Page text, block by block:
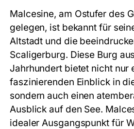
Malcesine, am Ostufer des
gelegen, ist bekannt für
Altstadt und die
Scaligerburg. Diese Burg
Jahrhundert bietet nicht nur
faszinierenden Einblick in
sondern auch einen
Ausblick auf den See.
idealer Ausgangspunkt für